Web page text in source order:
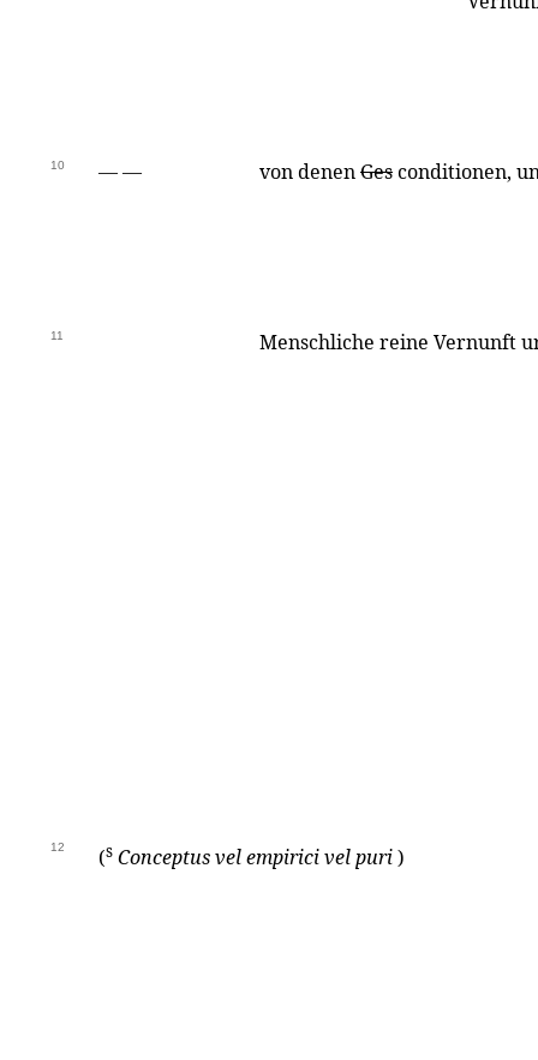
10 — — von denenGesconditionen,
11 Menschliche reine Vernunft
12 (s Conceptus vel empirici vel puri)